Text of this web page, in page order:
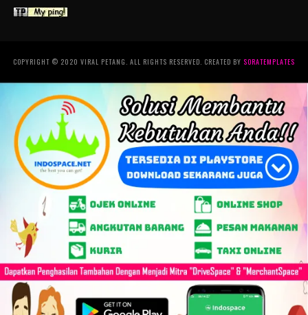
COPYRIGHT © 2020 VIRAL PETANG. ALL RIGHTS RESERVED. CREATED BY SORATEMPLATES